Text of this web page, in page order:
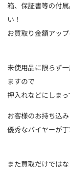
箱、保証書等の付
い！
お買取り金額アッ
未使用品に限らず
ますので
押入れなどにしま
お客様のお持ち込
優秀なバイヤーが丁
また買取だけでは